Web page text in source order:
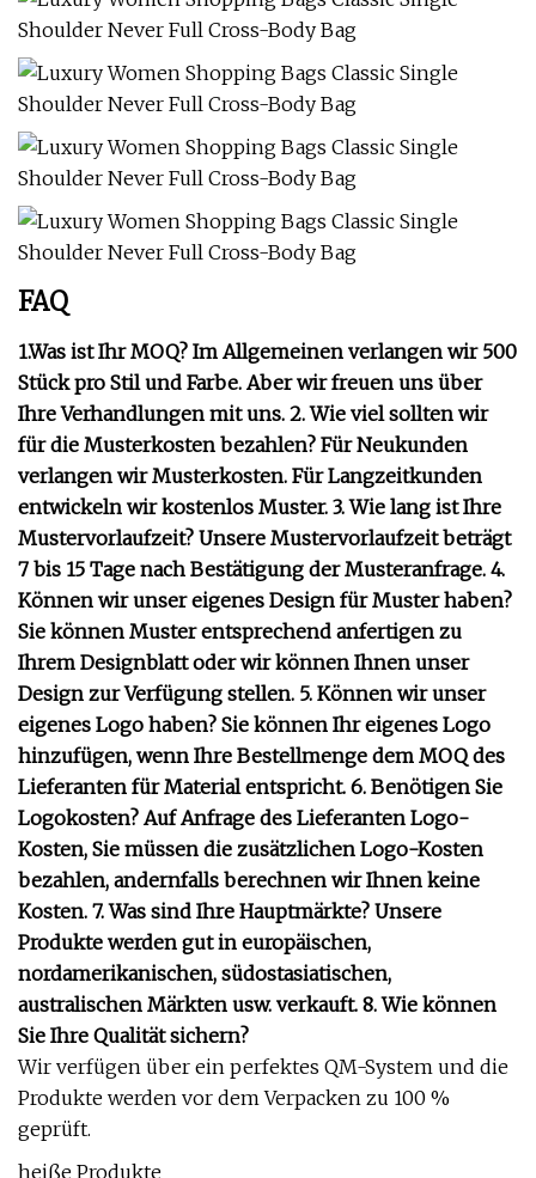
FAQ
1.Was ist Ihr MOQ? Im Allgemeinen verlangen wir 500
Stück pro Stil und Farbe. Aber wir freuen uns über
Ihre Verhandlungen mit uns. 2. Wie viel sollten wir
für die Musterkosten bezahlen? Für Neukunden
verlangen wir Musterkosten. Für Langzeitkunden
entwickeln wir kostenlos Muster. 3. Wie lang ist Ihre
Mustervorlaufzeit? Unsere Mustervorlaufzeit beträgt
7 bis 15 Tage nach Bestätigung der Musteranfrage. 4.
Können wir unser eigenes Design für Muster haben?
Sie können Muster entsprechend anfertigen zu
Ihrem Designblatt oder wir können Ihnen unser
Design zur Verfügung stellen. 5. Können wir unser
eigenes Logo haben? Sie können Ihr eigenes Logo
hinzufügen, wenn Ihre Bestellmenge dem MOQ des
Lieferanten für Material entspricht. 6. Benötigen Sie
Logokosten? Auf Anfrage des Lieferanten Logo-
Kosten, Sie müssen die zusätzlichen Logo-Kosten
bezahlen, andernfalls berechnen wir Ihnen keine
Kosten. 7. Was sind Ihre Hauptmärkte? Unsere
Produkte werden gut in europäischen,
nordamerikanischen, südostasiatischen,
australischen Märkten usw. verkauft. 8. Wie können
Sie Ihre Qualität sichern?
Wir verfügen über ein perfektes QM-System und die
Produkte werden vor dem Verpacken zu 100 %
geprüft.
heiße Produkte